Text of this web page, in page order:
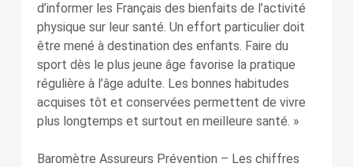
d’informer les Français des bienfaits de l’activité
physique sur leur santé. Un effort particulier doit
être mené à destination des enfants. Faire du
sport dès le plus jeune âge favorise la pratique
régulière à l’âge adulte. Les bonnes habitudes
acquises tôt et conservées permettent de vivre
plus longtemps et surtout en meilleure santé. »
Baromètre Assureurs Prévention – Les chiffres